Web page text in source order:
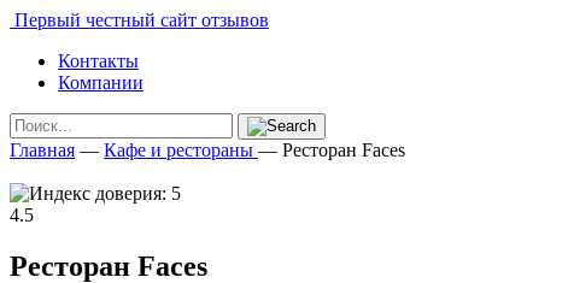
Первый честный сайт отзывов
Контакты
Компании
Главная — Кафе и рестораны — Ресторан Faces
4.5
Ресторан Faces